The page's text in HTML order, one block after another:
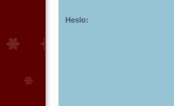
Heslo: